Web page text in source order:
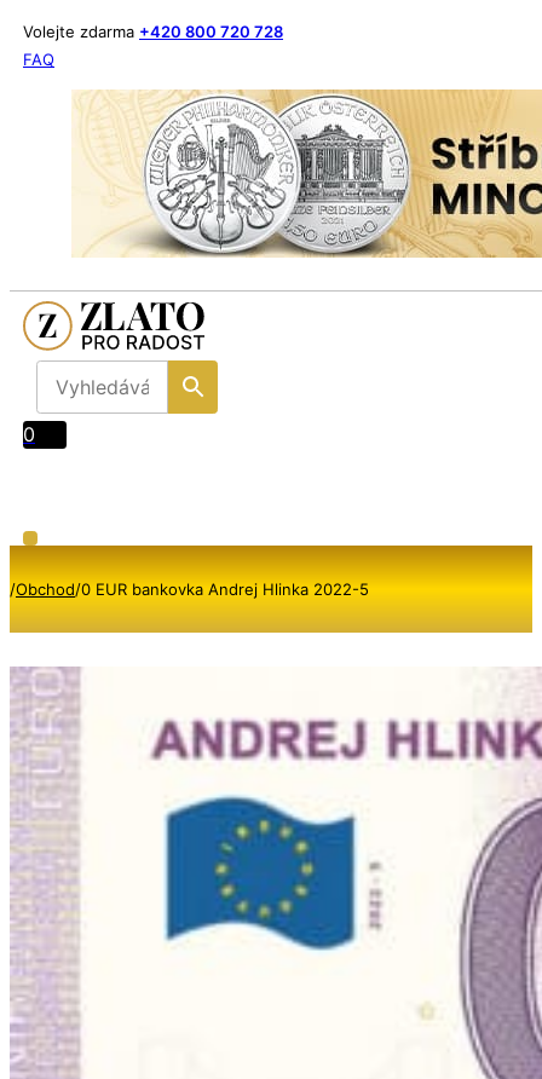
Volejte zdarma +420 800 720 728
FAQ
0
/Obchod/0 EUR bankovka Andrej Hlinka 2022-5